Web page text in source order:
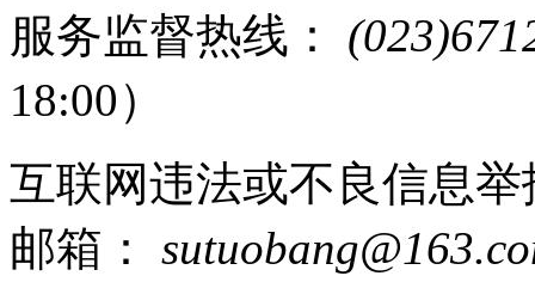
服务监督热线：
18:00）
互联网违法或不良信息
邮箱：